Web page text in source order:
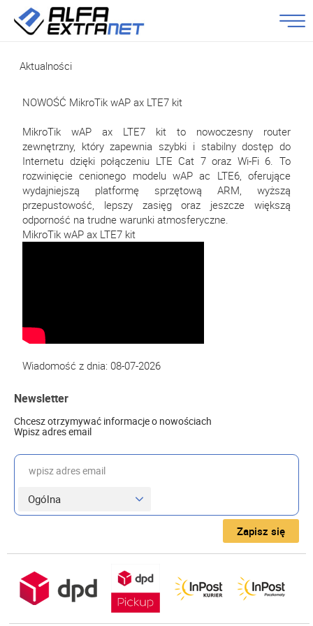
Aktualności
NOWOŚĆ MikroTik wAP ax LTE7 kit
MikroTik wAP ax LTE7 kit to nowoczesny router
zewnętrzny, który zapewnia szybki i stabilny dostęp do
Internetu dzięki połączeniu LTE Cat 7 oraz Wi-Fi 6. To
rozwinięcie cenionego modelu wAP ac LTE6, oferujące
wydajniejszą platformę sprzętową ARM, wyższą
przepustowość, lepszy zasięg oraz jeszcze większą
odporność na trudne warunki atmosferyczne.
MikroTik wAP ax LTE7 kit
Wiadomość z dnia: 08-07-2026
Newsletter
Chcesz otrzymywać informacje o nowościach
Wpisz adres email
wpisz adres email
Zapisz się